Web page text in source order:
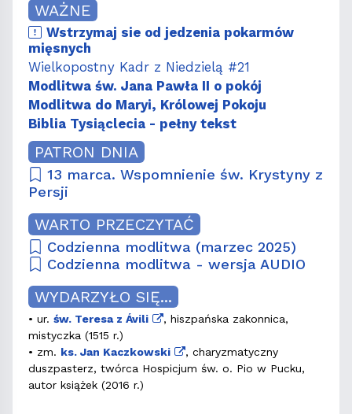
WAŻNE
Wstrzymaj sie od jedzenia pokarmów
mięsnych
Wielkopostny Kadr z Niedzielą #21
Modlitwa św. Jana Pawła II o pokój
Modlitwa do Maryi, Królowej Pokoju
Biblia Tysiąclecia - pełny tekst
PATRON DNIA
13 marca. Wspomnienie św. Krystyny z
Persji
WARTO PRZECZYTAĆ
Codzienna modlitwa (marzec 2025)
Codzienna modlitwa - wersja AUDIO
WYDARZYŁO SIĘ...
• ur. św. Teresa z Ávili
, hiszpańska zakonnica,
mistyczka (1515 r.)
• zm. ks. Jan Kaczkowski
, charyzmatyczny
duszpasterz, twórca Hospicjum św. o. Pio w Pucku,
autor książek (2016 r.)